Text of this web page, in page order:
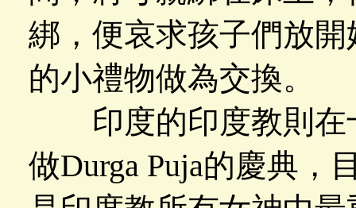
綁，便哀求孩子們放
的小禮物做為交換。
印度的印度教則在
做Durga Puja的慶典，